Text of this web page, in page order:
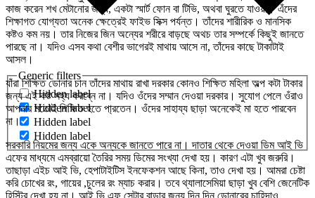
Generic filters
Hidden label
Hidden label
Hidden label
Hidden label
কাজ করেন শখ মেটানোর জন্য, একটা স্মার্ট ফোন বা টিভি, অথবা ঘুরতে যাওয়া। এঁদের
শিক্ষাগত যোগ্যতা অনেক ক্ষেত্রেই ফাইভ সিক্স পর্যন্ত। তাঁদের শারীরিক ও মানসিক
কষ্টও কম নয়। তার নিজের জিন অন্যের শরীরে বাড়ছে অথচ তার সম্পর্কে কিছুই জানতে
পারছে না। যদিও এসব কথা বেশীর ভাগেরই মাথায় আসে না, তাঁদের কাছে টাকাটাই
আসল।
যাঁরা শিক্ষিত ডোনার চান তাঁদের মাথায় রাখা দরকার কোনও শিক্ষিত মহিলা অল্প কটা টাকার
জন্য এই কষ্ট সহ্য করবে্ন না। যদিও ওঁদের সম্মান দেওয়া দরকার। সুযোগ পেলে ওঁরাও
আপনার মতোই শিক্ষিত হতে পা্রতেন। ওঁদের সাহায্য ছাড়া অনেকেই মা হতে পারবেন
না।
সরকারি নিয়মের জন্য একে অন্যকে জানতে পারে না। দাতার থেকে দেওয়া ডিম আই ভি
এফের মাধ্যমে এমব্রায়ো তৈরির সময় ডিমের সংখ্যা দেখা হয়। কারণ এটা খুব জরুরি।
তাছাড়া এইচ আই ভি, হেপাটাইটিস ইনফেকশন আছে কিনা, তাও দেখা হয়। আমরা চেষ্টা
করি চোখের রং, গায়ের ,চুলের রং ম্যাচ করার। তবে থ্যালাসেমিয়া ছাড়া খুব বেশি জেনেটিক